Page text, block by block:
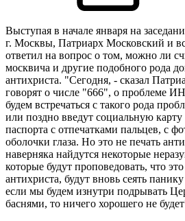
Выступая в начале января на
г. Москвы, Патриарх Московский и
ответил на вопрос о том, можно ли
москвича и другие подобного рода
антихриста. "Сегодня, - сказал
говорят о числе "666", о проблеме
будем встречаться с такого рода
или поздно введут социальную
паспорта с отпечатками пальцев, с
оболочки глаза. Но это не печать
наверняка найдутся некоторые
которые будут проповедовать, что
антихриста, будут вновь сеять
если мы будем изнутри подрывать
баснями, то ничего хорошего не